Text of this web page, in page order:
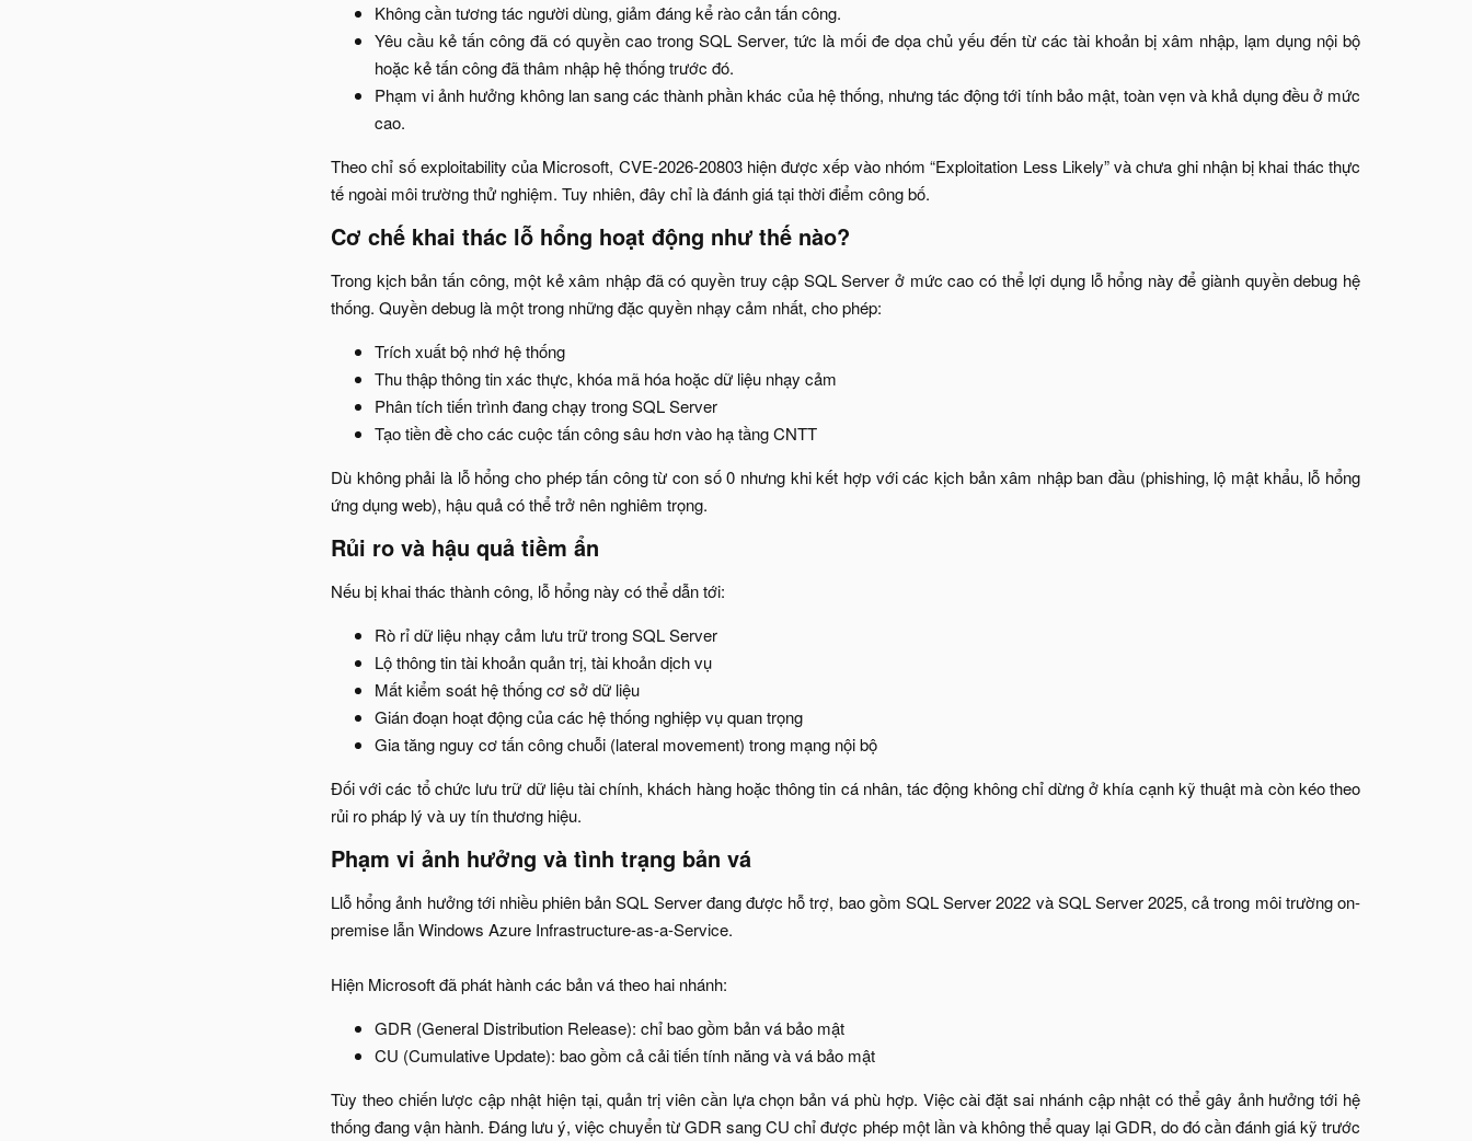
Không cần tương tác người dùng, giảm đáng kể rào cản tấn công.​
Yêu cầu kẻ tấn công đã có quyền cao trong SQL Server, tức là mối đe dọa chủ yếu đến từ các tài khoản bị xâm nhập, lạm dụng nội bộ
hoặc kẻ tấn công đã thâm nhập hệ thống trước đó.​
Phạm vi ảnh hưởng không lan sang các thành phần khác của hệ thống, nhưng tác động tới tính bảo mật, toàn vẹn và khả dụng đều ở mức
cao.​
Theo chỉ số exploitability của Microsoft, CVE-2026-20803 hiện được xếp vào nhóm “Exploitation Less Likely” và chưa ghi nhận bị khai thác thực
tế ngoài môi trường thử nghiệm. Tuy nhiên, đây chỉ là đánh giá tại thời điểm công bố.​
Cơ chế khai thác lỗ hổng hoạt động như thế nào?​
Trong kịch bản tấn công, một kẻ xâm nhập đã có quyền truy cập SQL Server ở mức cao có thể lợi dụng lỗ hổng này để giành quyền debug hệ
thống. Quyền debug là một trong những đặc quyền nhạy cảm nhất, cho phép:​
Trích xuất bộ nhớ hệ thống​
Thu thập thông tin xác thực, khóa mã hóa hoặc dữ liệu nhạy cảm​
Phân tích tiến trình đang chạy trong SQL Server​
Tạo tiền đề cho các cuộc tấn công sâu hơn vào hạ tầng CNTT​
Dù không phải là lỗ hổng cho phép tấn công từ con số 0 nhưng khi kết hợp với các kịch bản xâm nhập ban đầu (phishing, lộ mật khẩu, lỗ hổng
ứng dụng web), hậu quả có thể trở nên nghiêm trọng.​
Rủi ro và hậu quả tiềm ẩn​
Nếu bị khai thác thành công, lỗ hổng này có thể dẫn tới:​
Rò rỉ dữ liệu nhạy cảm lưu trữ trong SQL Server​
Lộ thông tin tài khoản quản trị, tài khoản dịch vụ​
Mất kiểm soát hệ thống cơ sở dữ liệu​
Gián đoạn hoạt động của các hệ thống nghiệp vụ quan trọng​
Gia tăng nguy cơ tấn công chuỗi (lateral movement) trong mạng nội bộ​
Đối với các tổ chức lưu trữ dữ liệu tài chính, khách hàng hoặc thông tin cá nhân, tác động không chỉ dừng ở khía cạnh kỹ thuật mà còn kéo theo
rủi ro pháp lý và uy tín thương hiệu.​
Phạm vi ảnh hưởng và tình trạng bản vá​
Llỗ hổng ảnh hưởng tới nhiều phiên bản SQL Server đang được hỗ trợ, bao gồm SQL Server 2022 và SQL Server 2025, cả trong môi trường on-
premise lẫn Windows Azure Infrastructure-as-a-Service.
Hiện Microsoft đã phát hành các bản vá theo hai nhánh:​
GDR (General Distribution Release): chỉ bao gồm bản vá bảo mật​
CU (Cumulative Update): bao gồm cả cải tiến tính năng và vá bảo mật​
Tùy theo chiến lược cập nhật hiện tại, quản trị viên cần lựa chọn bản vá phù hợp. Việc cài đặt sai nhánh cập nhật có thể gây ảnh hưởng tới hệ
thống đang vận hành. Đáng lưu ý, việc chuyển từ GDR sang CU chỉ được phép một lần và không thể quay lại GDR, do đó cần đánh giá kỹ trước